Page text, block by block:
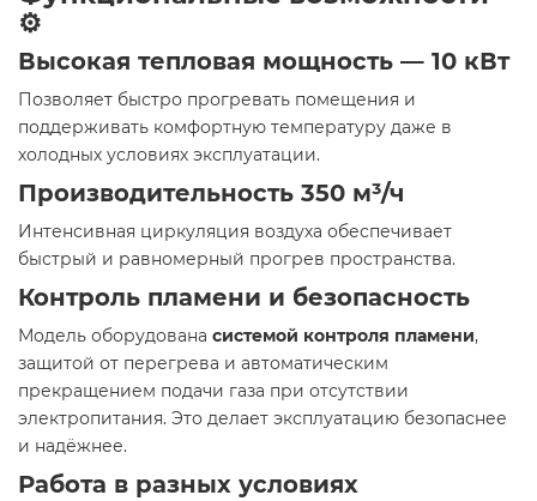
⚙️
Высокая тепловая мощность — 10 кВт
Позволяет быстро прогревать помещения и
поддерживать комфортную температуру даже в
холодных условиях эксплуатации.
Производительность 350 м³/ч
Интенсивная циркуляция воздуха обеспечивает
быстрый и равномерный прогрев пространства.
Контроль пламени и безопасность
Модель оборудована системой контроля пламени,
защитой от перегрева и автоматическим
прекращением подачи газа при отсутствии
электропитания. Это делает эксплуатацию безопаснее
и надёжнее.
Работа в разных условиях